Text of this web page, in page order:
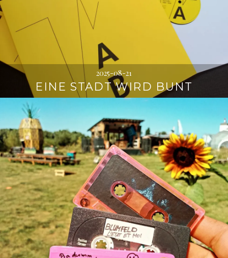
2025-08-21
EINE STADT WIRD BUNT